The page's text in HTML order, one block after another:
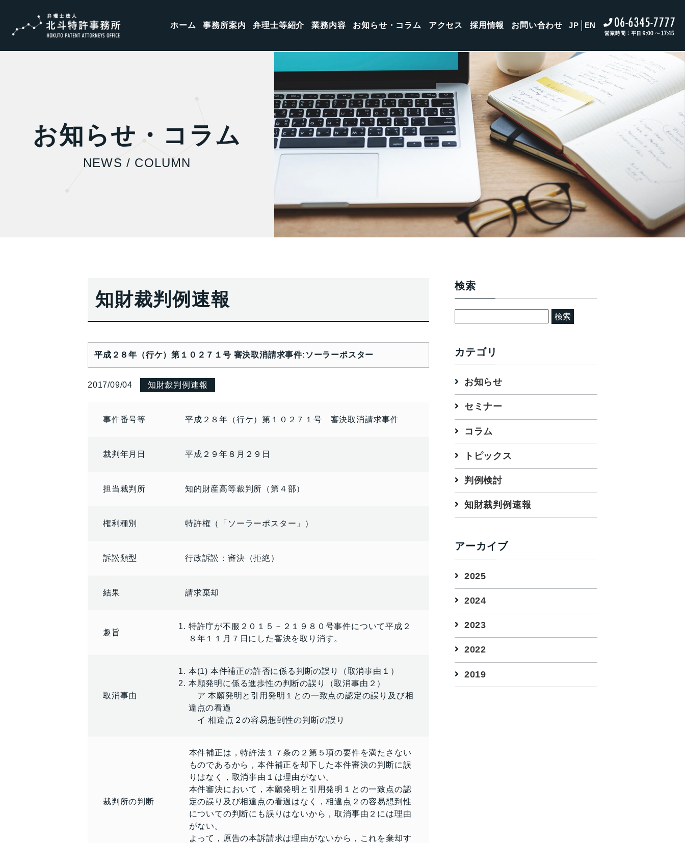
ホーム 事務所案内 弁理士等紹介 業務内容 お知らせ・コラム アクセス 採用情報 お問い合わせ JP EN
お知らせ・コラム
NEWS / COLUMN
知財裁判例速報
平成２８年（行ケ）第１０２７１号 審決取消請求事件:ソーラーポスター
2017/09/04 知財裁判例速報
事件番号等 平成２８年（行ケ）第１０２７１号 審決取消請求事件
裁判年月日 平成２９年８月２９日
担当裁判所 知的財産高等裁判所（第４部）
権利種別 特許権（「ソーラーポスター」）
訴訟類型 行政訴訟：審決（拒絶）
結果 請求棄却
趣旨
特許庁が不服２０１５－２１９８０号事件について平成２
８年１１月７日にした審決を取り消す。
取消事由
本(1) 本件補正の許否に係る判断の誤り（取消事由１）
本願発明に係る進歩性の判断の誤り（取消事由２）
ア 本願発明と引用発明１との一致点の認定の誤り及び相
違点の看過
イ 相違点２の容易想到性の判断の誤り
裁判所の判断
本件補正は，特許法１７条の２第５項の要件を満たさない
ものであるから，本件補正を却下した本件審決の判断に誤
りはなく，取消事由１は理由がない。
本件審決において，本願発明と引用発明１との一致点の認
定の誤り及び相違点の看過はなく，相違点２の容易想到性
についての判断にも誤りはないから，取消事由２には理由
がない。
よって，原告の本訴請求は理由がないから，これを棄却す
検索
カテゴリ
お知らせ
セミナー
コラム
トピックス
判例検討
知財裁判例速報
アーカイブ
2025
2024
2023
2022
2019